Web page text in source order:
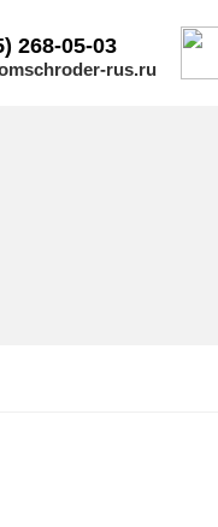
268-05-03
rus.ru